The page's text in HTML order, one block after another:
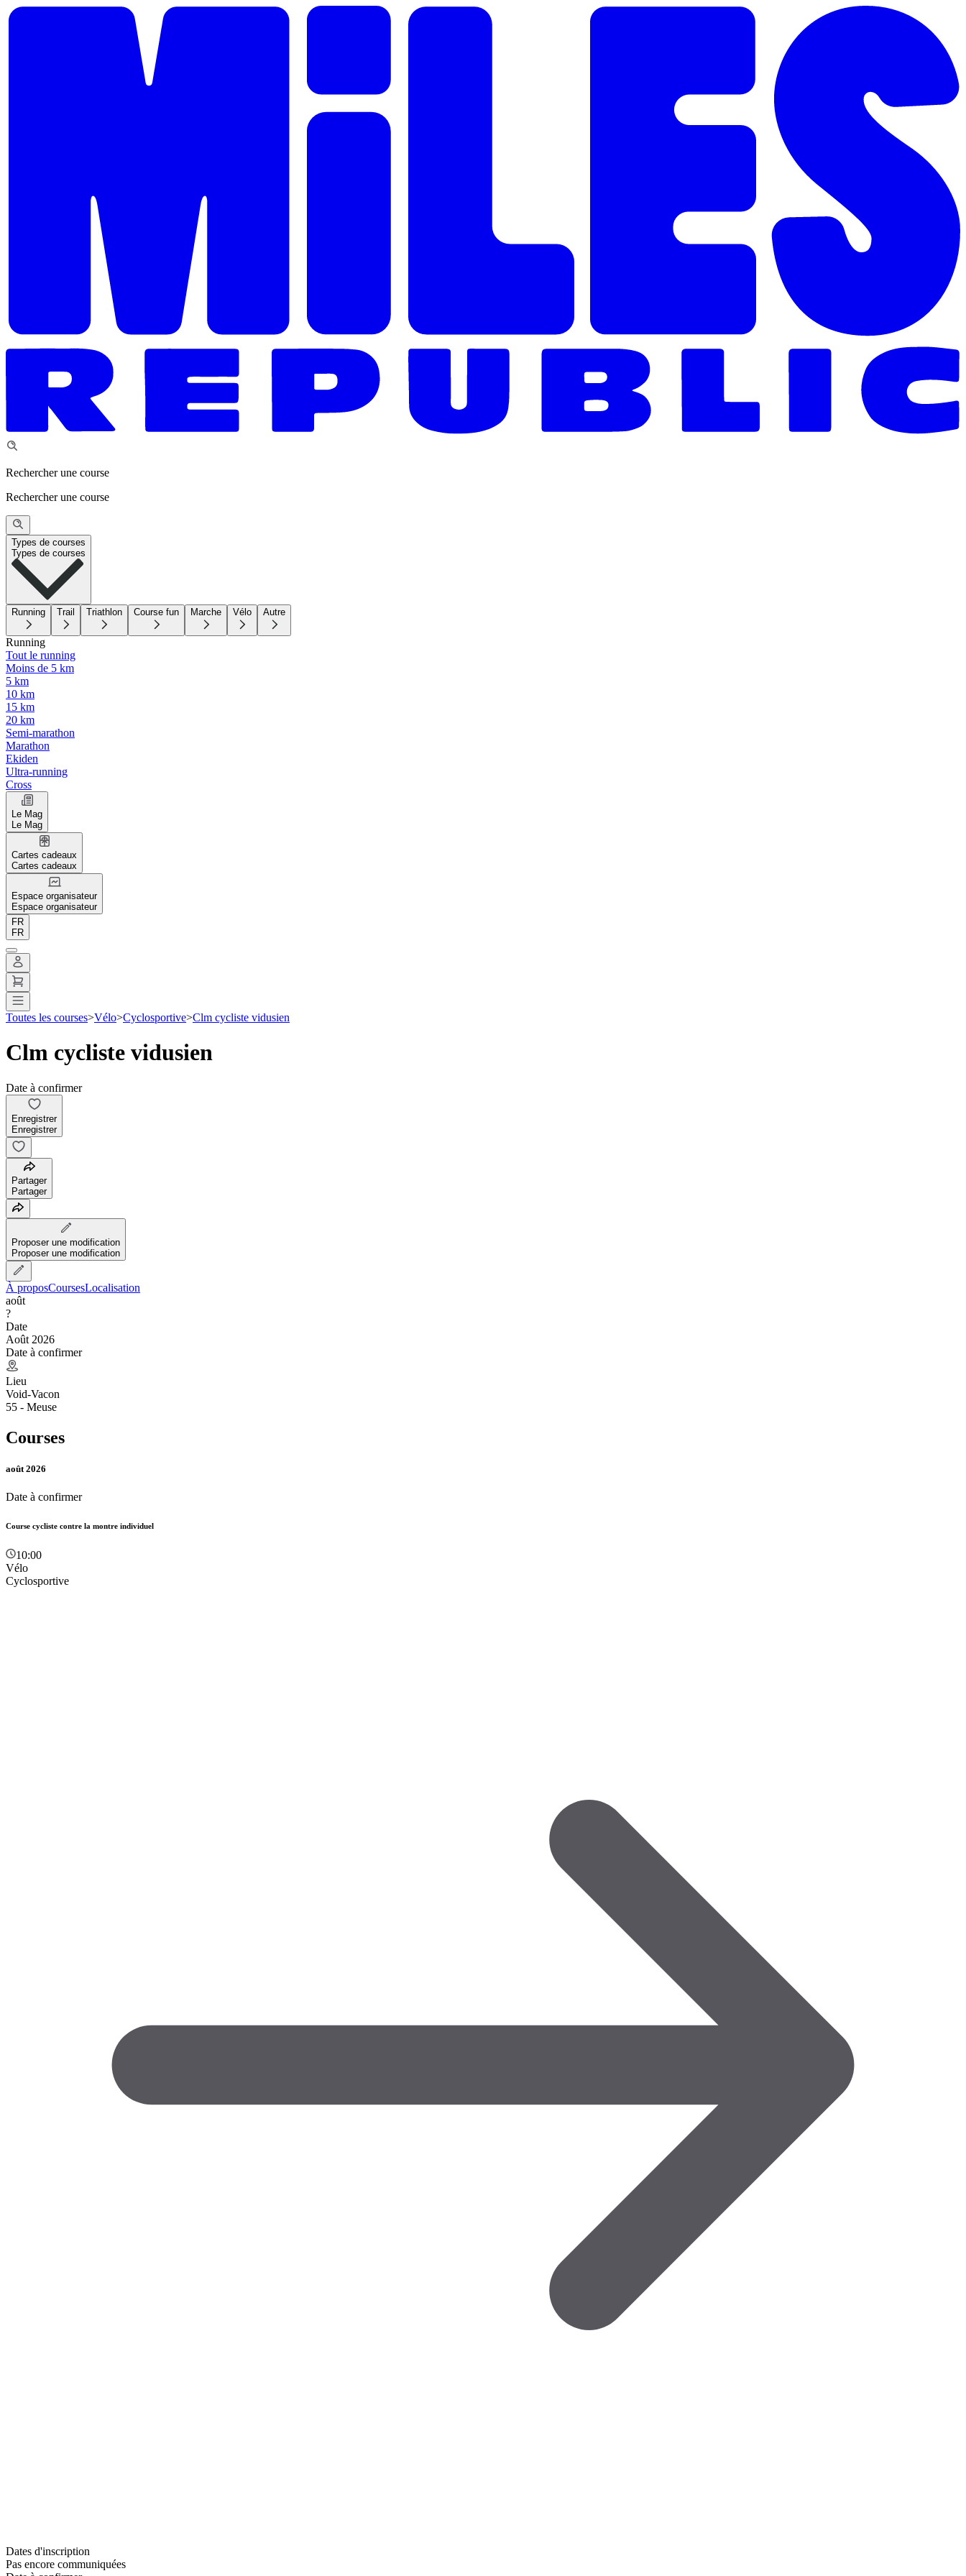
Rechercher une course
Rechercher une course
Types de courses
Types de courses
Running Trail Triathlon Course fun Marche Vélo Autre
Running
Tout le running
Moins de 5 km
5 km
10 km
15 km
20 km
Semi-marathon
Marathon
Ekiden
Ultra-running
Cross
Le Mag
Le Mag
Cartes cadeaux
Cartes cadeaux
Espace organisateur
Espace organisateur
FR
FR
Toutes les courses>Vélo>Cyclosportive>Clm cycliste vidusien
Clm cycliste vidusien
Date à confirmer
Enregistrer
Enregistrer
Partager
Partager
Proposer une modification
Proposer une modification
À proposCoursesLocalisation
août
?
Date
Août 2026
Date à confirmer
Lieu
Void-Vacon
55 - Meuse
Courses
août 2026
Date à confirmer
Course cycliste contre la montre individuel
10:00
Vélo
Cyclosportive
Dates d'inscription
Pas encore communiquées